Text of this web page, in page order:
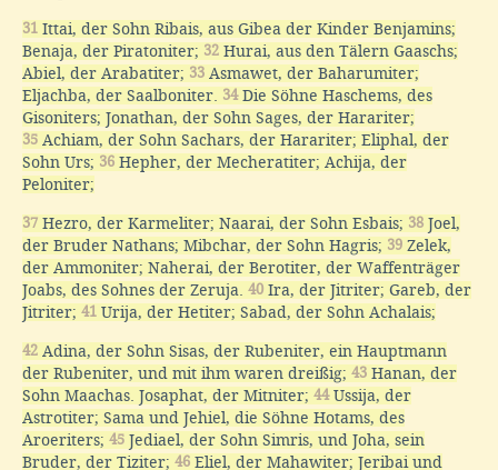
31 Ittai, der Sohn Ribais, aus Gibea der Kinder Benjamins;
Benaja, der Piratoniter; 32 Hurai, aus den Tälern Gaaschs;
Abiel, der Arabatiter; 33 Asmawet, der Baharumiter;
Eljachba, der Saalboniter. 34Die Söhne Haschems, des
Gisoniters; Jonathan, der Sohn Sages, der Harariter;
35 Achiam, der Sohn Sachars, der Harariter; Eliphal, der
Sohn Urs; 36 Hepher, der Mecheratiter; Achija, der
Peloniter;
37 Hezro, der Karmeliter; Naarai, der Sohn Esbais; 38 Joel,
der Bruder Nathans; Mibchar, der Sohn Hagris; 39 Zelek,
der Ammoniter; Naherai, der Berotiter, der Waffenträger
Joabs, des Sohnes der Zeruja. 40 Ira, der Jitriter; Gareb, der
Jitriter; 41 Urija, der Hetiter; Sabad, der Sohn Achalais;
42 Adina, der Sohn Sisas, der Rubeniter, ein Hauptmann
der Rubeniter, und mit ihm waren dreißig; 43 Hanan, der
Sohn Maachas. Josaphat, der Mitniter; 44Ussija, der
Astrotiter; Sama und Jehiel, die Söhne Hotams, des
Aroeriters; 45 Jediael, der Sohn Simris, und Joha, sein
Bruder, der Tiziter; 46 Eliel, der Mahawiter; Jeribai und